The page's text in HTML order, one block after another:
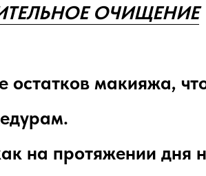
ОЧИЩЕНИЕ
макияжа,
на протяжении дня